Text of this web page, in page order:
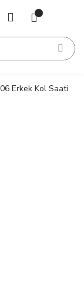
Erkek Kol Saati